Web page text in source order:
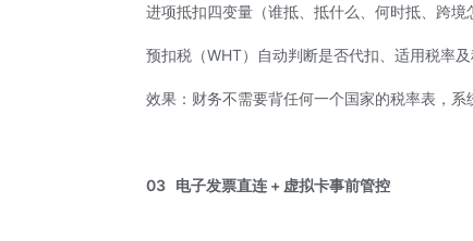
进项抵扣四变量（谁抵、抵什么、何时抵、跨境
预扣税（WHT）自动判断是否代扣、适用税率及
效果：财务不需要背任何一个国家的税率表，系
03 电子发票直连 + 虚拟卡事前管控